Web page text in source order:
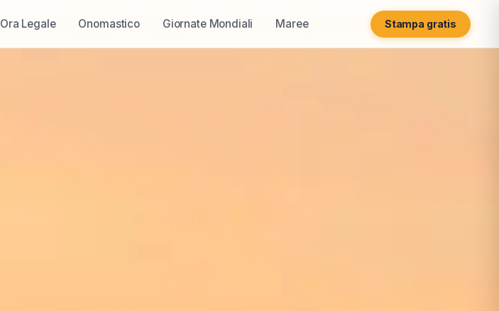
Ora Legale Onomastico Giornate Mondiali Maree Stampa gratis